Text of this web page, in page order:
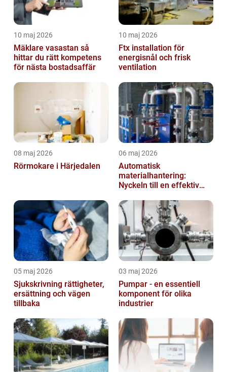
10 maj 2026
Mäklare vasastan så
hittar du rätt kompetens
för nästa bostadsaffär
10 maj 2026
Ftx installation för
energisnål och frisk
ventilation
08 maj 2026
Rörmokare i Härjedalen
06 maj 2026
Automatisk
materialhantering:
Nyckeln till en effektiv
05 maj 2026
Sjukskrivning rättigheter,
ersättning och vägen
tillbaka
03 maj 2026
Pumpar - en essentiell
komponent för olika
industrier